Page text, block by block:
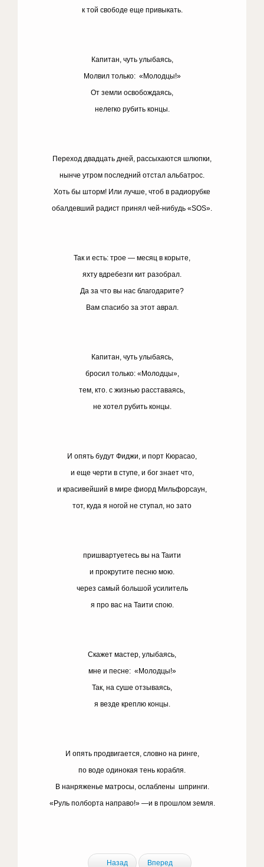
к той свободе еще привыкать.
Капитан, чуть улыбаясь,
Молвил только: «Молодцы!»
От земли освобождаясь,
нелегко рубить концы.
Переход двадцать дней, рассыхаются шлюпки,
нынче утром последний отстал альбатрос.
Хоть бы шторм! Или лучше, чтоб в радиорубке
обалдевший радист принял чей-нибудь «SOS».
Так и есть: трое — месяц в корыте,
яхту вдребезги кит разобрал.
Да за что вы нас благодарите?
Вам спасибо за этот аврал.
Капитан, чуть улыбаясь,
бросил только: «Молодцы»,
тем, кто. с жизнью расставаясь,
не хотел рубить концы.
И опять будут Фиджи, и порт Кюрасао,
и еще черти в ступе, и бог знает что,
и красивейший в мире фиорд Мильфорсаун,
тот, куда я ногой не ступал, но зато
пришвартуетесь вы на Таити
и прокрутите песню мою.
через самый большой усилитель
я про вас на Таити спою.
Скажет мастер, улыбаясь,
мне и песне: «Молодцы!»
Так, на суше отзываясь,
я везде креплю концы.
И опять продвигается, словно на ринге,
по воде одинокая тень корабля.
В нанряженье матросы, ослаблены шпринги.
«Руль полборта направо!» —и в прошлом земля.
Назад Вперед